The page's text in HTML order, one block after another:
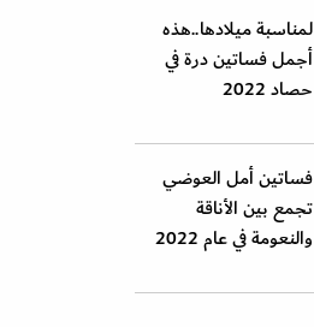
لمناسبة ميلادها..هذه
أجمل فساتين درة في
حصاد 2022
فساتين أمل العوضي
تجمع بين الأناقة
والنعومة في عام 2022